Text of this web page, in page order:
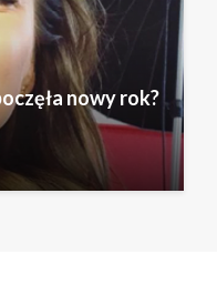
nowy rok?